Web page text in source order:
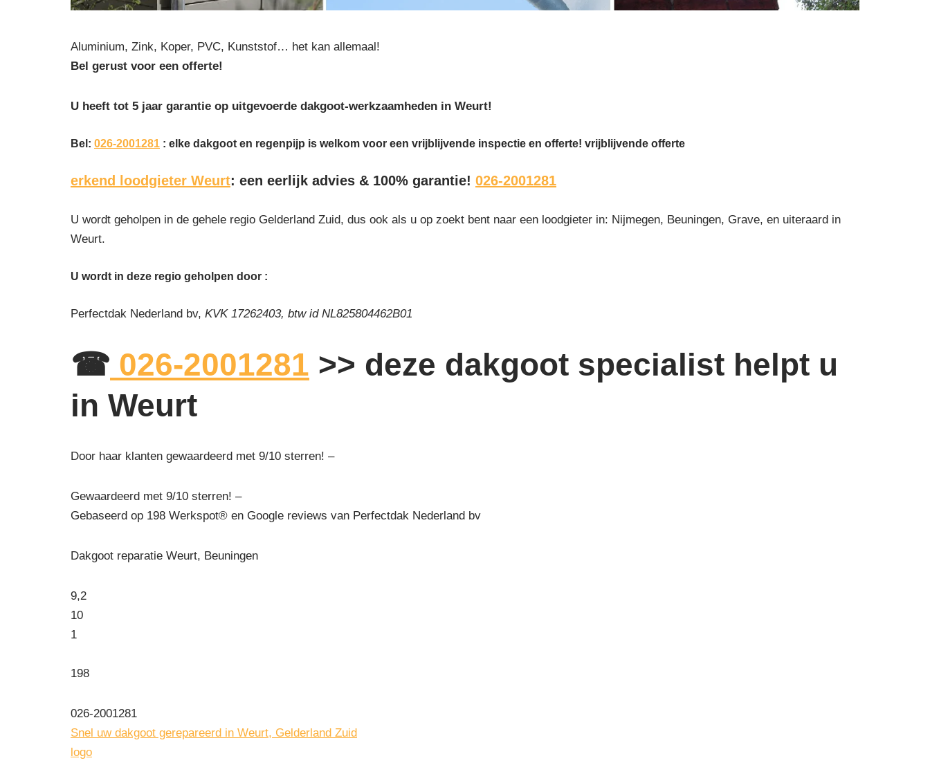
Aluminium, Zink, Koper, PVC, Kunststof… het kan allemaal!
Bel gerust voor een offerte!
U heeft tot 5 jaar garantie op uitgevoerde dakgoot-werkzaamheden in Weurt!
Bel: 026-2001281 : elke dakgoot en regenpijp is welkom voor een vrijblijvende inspectie en offerte! vrijblijvende offerte
erkend loodgieter Weurt: een eerlijk advies & 100% garantie! 026-2001281
U wordt geholpen in de gehele regio Gelderland Zuid, dus ook als u op zoekt bent naar een loodgieter in: Nijmegen, Beuningen, Grave, en uiteraard in
Weurt.
U wordt in deze regio geholpen door :
Perfectdak Nederland bv, KVK 17262403, btw id NL825804462B01
☎ 026-2001281 >> deze dakgoot specialist helpt u
in Weurt
Door haar klanten gewaardeerd met 9/10 sterren! –
Gewaardeerd met 9/10 sterren! –
Gebaseerd op 198 Werkspot® en Google reviews van Perfectdak Nederland bv
Dakgoot reparatie Weurt, Beuningen
9,2
10
1
198
026-2001281
Snel uw dakgoot gerepareerd in Weurt, Gelderland Zuid
logo